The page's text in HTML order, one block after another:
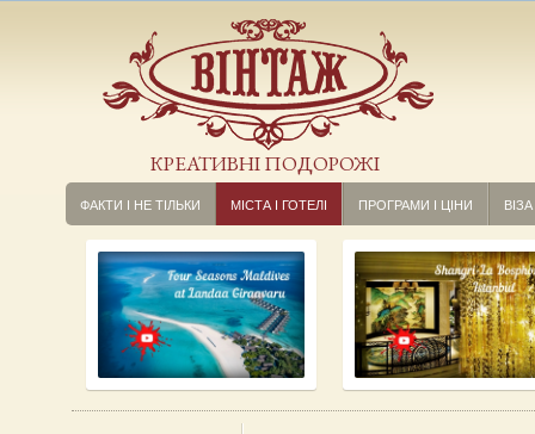
КРЕАТИВНІ ПОДОРОЖІ
ФАКТИ І НЕ ТІЛЬКИ МІСТА І ГОТЕЛІ ПРОГРАМИ І ЦІНИ ВІЗА